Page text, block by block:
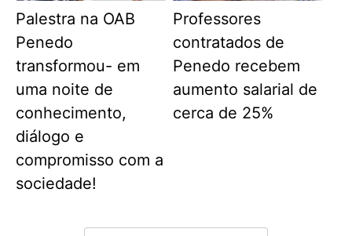
Palestra na OAB
Penedo
transformou- em
uma noite de
conhecimento,
diálogo e
compromisso com a
sociedade!
Professores
contratados de
Penedo recebem
aumento salarial de
cerca de 25%